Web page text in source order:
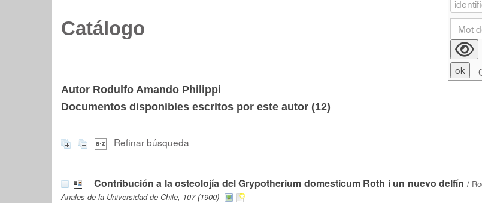
Catálogo
Autor Rodulfo Amando Philippi
Documentos disponibles escritos por este autor (12)
Refinar búsqueda
Contribución a la osteolojía del Grypotherium domesticum Roth i un nuevo delfín /
Anales de la Universidad de Chile, 107 (1900)